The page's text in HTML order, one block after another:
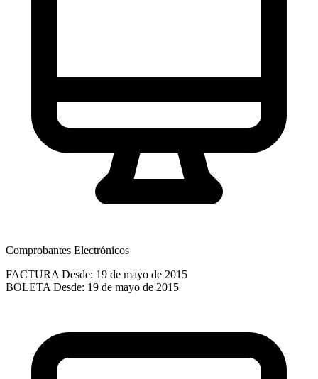
Comprobantes Electrónicos
FACTURA Desde: 19 de mayo de 2015
BOLETA Desde: 19 de mayo de 2015